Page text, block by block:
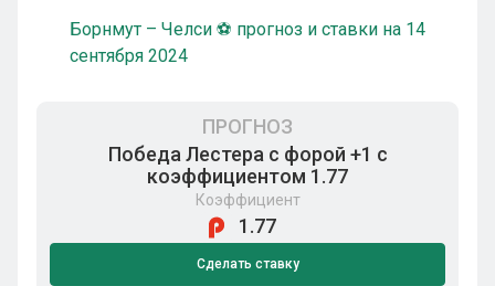
Борнмут – Челси ⚽ прогноз и ставки на 14
сентября 2024
ПРОГНОЗ
Победа Лестера с форой +1 с
коэффициентом 1.77
Коэффициент
1.77
Сделать ставку